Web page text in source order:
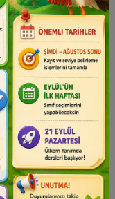
Yarışmalar
Yer Alan